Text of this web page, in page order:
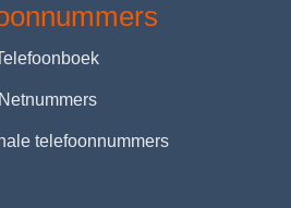
Telefoonboek
Netnummers
telefoonnummers